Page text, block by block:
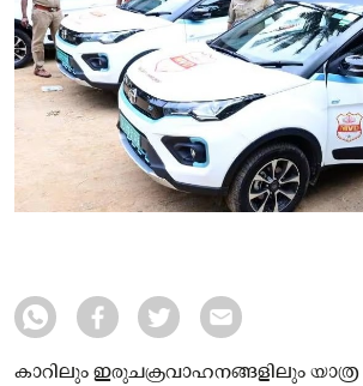
കാറിലും ഇരുചക്രവാഹനങ്ങളിലും യാത്ര